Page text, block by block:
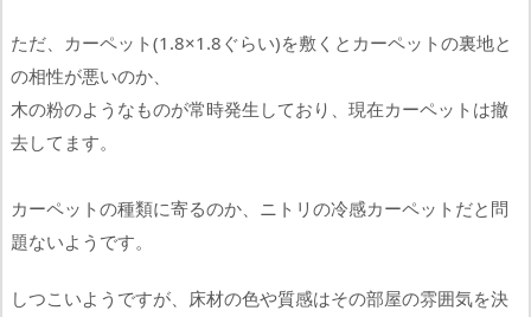
ただ、カーペット(1.8×1.8ぐらい)を敷くとカーペットの裏地と
の相性が悪いのか、
木の粉のようなものが常時発生しており、現在カーペットは撤
去してます。
カーペットの種類に寄るのか、ニトリの冷感カーペットだと問
題ないようです。
しつこいようですが、床材の色や質感はその部屋の雰囲気を決